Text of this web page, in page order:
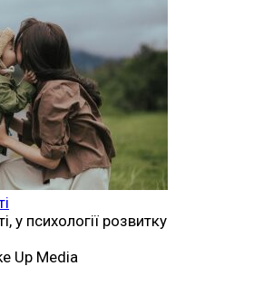
у психології розвитку
Up Media